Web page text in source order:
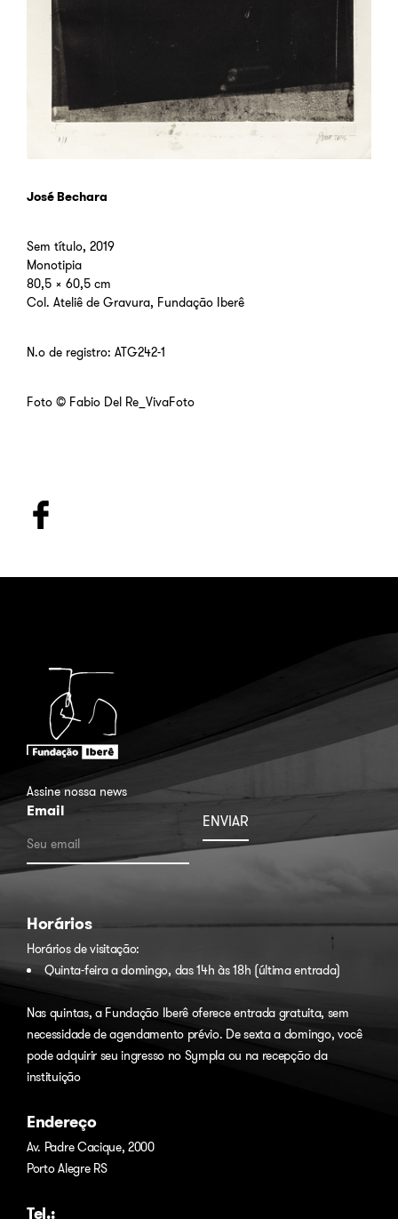
José Bechara
Sem título, 2019
Monotipia
80,5 x 60,5 cm
Col. Ateliê de Gravura, Fundação Iberê
N.º de registro: ATG242-1
Foto © Fabio Del Re_VivaFoto
Assine nossa news
Email
Horários
Horários de visitação:
Quinta-feira a domingo, das 14h às 18h (última entrada)
Nas quintas, a Fundação Iberê oferece entrada gratuita, sem
necessidade de agendamento prévio. De sexta a domingo, você
pode adquirir seu ingresso no Symplaou na recepção da
instituição
Endereço
Av. Padre Cacique, 2000
Porto Alegre RS
Tel.: